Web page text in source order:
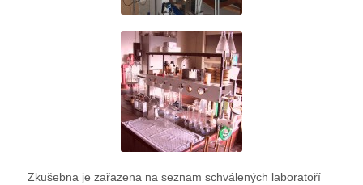
Zkušebna je zařazena na seznam schválených laboratoří